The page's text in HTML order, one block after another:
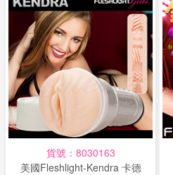
貨號：8030163
美國Fleshlight-Kendra 卡德